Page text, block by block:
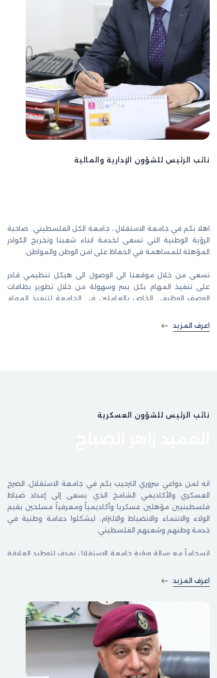
نائب الرئيس للشؤون الإدارية والمالية
اهلا بكم في جامعة الاستقلال ، جامعة الكل الفلسطيني.. صاحبة
الرؤية الوطنية التي تسعى لخدمة ابناء شعبنا وتخريج الكوادر
المؤهلة للمساهمة في الحفاظ على امن الوطن والمواطن.
نسعى من خلال موقعنا الى الوصول الى هيكل تنظيمي قادر
على تنفيذ المهام بكل يسر وسهولة من خلال تطوير بطافات
الوصف الوظيفي الخاص بالعاملين في الجامعة لتنفيذ المهام
خط واضح للصلاحيات المناطة بكل ادارة ، دائرة قسم... الخ.
اعرف المزيد
نائب الرئيس للشؤون العسكرية
انه لمن دواعي سروري الترحيب بكم في جامعة الاستقلال، الصرح
العسكري والأكاديمي الشامخ الذي يسعى إلى إعداد ضباط
فلسطينيين مؤهلين عسكريا وأكاديمياً ومعرفياً مسلحين بقيم
الولاء والانتماء والانضباط والالتزام، ليشكلوا دعامة وطنية في
خدمة وطنهم وشعبهم الفلسطيني.
انسجاماً مع رسالة ورؤية جامعة الاستقلال نهدف لتوطيد العلاقة
بتكاملية الأدوار ليكون أساساً فعالاً في تحقيق التقدم للارتقاء
بالأداء العام لمنتسبي الأجهزة الأمنية، ورفع مستوى الكفاءة
والمهنية والاحترافية لديهم، بما يلبي احتياجات ومتطلبات
المؤسسة الأمنية الفلسطينية.
مهمتنا إعداد الخطط التدريبية وتدعيم الطلاب والضباط على
مختلف المستويات، مرتكزين على الشراكات المتميزة مع أجهزتنا
الأمنية والدول الشقيقة والدولية التي تضم نخبة من المدربين
المميزين.
اعرف المزيد